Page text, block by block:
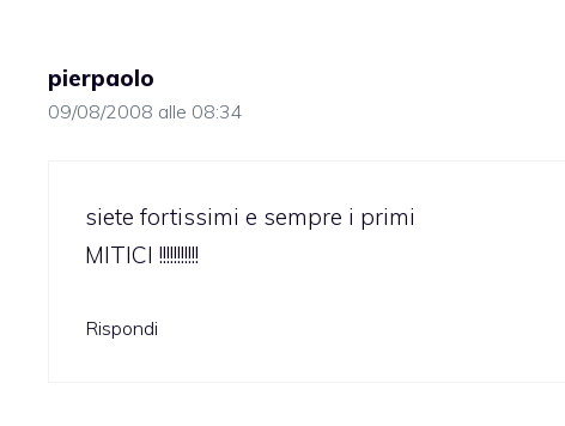
pierpaolo
09/08/2008 alle 08:34
siete fortissimi e sempre i primi
MITICI !!!!!!!!!!!
Rispondi